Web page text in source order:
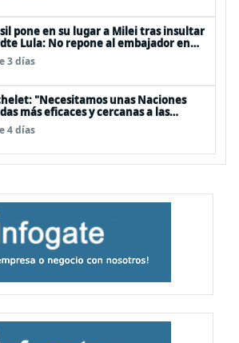
pone en su lugar a Milei tras insultar
Lula: No repone al embajador en
y rebaja la relación bilateral
3 días
"Necesitamos unas Naciones
más eficaces y cercanas a las
4 días